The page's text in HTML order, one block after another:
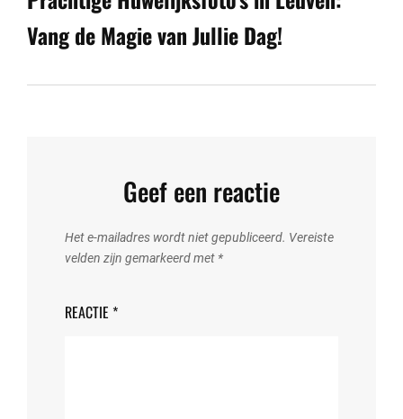
Vang de Magie van Jullie Dag!
Geef een reactie
Het e-mailadres wordt niet gepubliceerd. Vereiste
velden zijn gemarkeerd met *
REACTIE *